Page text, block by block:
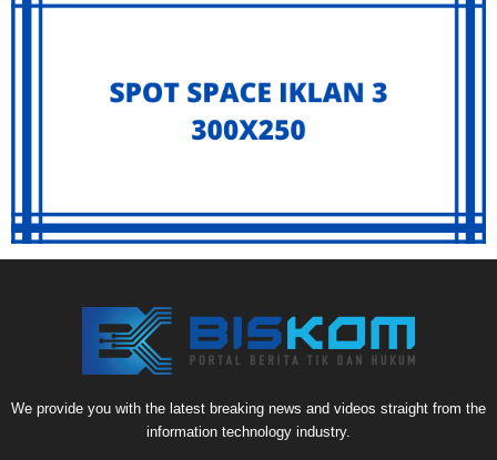
We provide you with the latest breaking news and videos straight from the
information technology industry.